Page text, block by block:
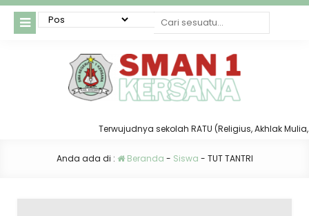
Terwujudnya sekolah RATU (Religius, Akhlak Mulia,
Anda ada di : Beranda - Siswa - TUT TANTRI